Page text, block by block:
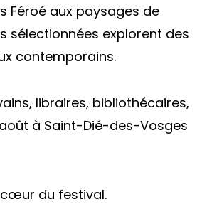
Féroé aux paysages de
sélectionnées explorent des
contemporains.
libraires, bibliothécaires,
à Saint-Dié-des-Vosges
du festival.